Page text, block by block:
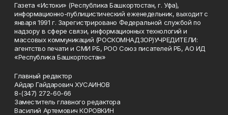
Газета «Истоки» (Республика Башкортостан, г. Уфа),
информационно-публицистический еженедельник, выходит с
января 1991 г. Зарегистрировано Федеральной службой по
надзору в сфере связи, информационных технологий и
массовых коммуникаций (РОСКОМНАДЗОР)УЧРЕДИТЕЛИ:
агентство печати и СМИ РБ, РОО Союз писателей РБ, АО ИД
«Республика Башкортостан»
Главный редактор
Айдар Гайдарович ХУСАИНОВ
8-(347) 272-60-66
Заместитель главного редактора
Василий Артемович КОРОВКИН